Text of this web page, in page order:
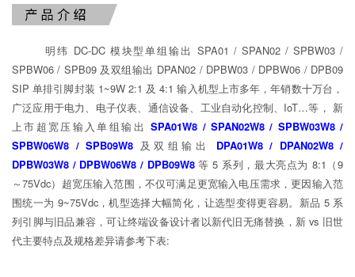
明纬 DC-DC 模块型单组输出 SPA01 / SPAN02 / SPBW03 /
SPBW06 / SPB09 及双组输出 DPAN02 / DPBW03 / DPBW06 / DPB09
SIP 单排引脚封装 1~9W 2:1 及 4:1 输入机型上市多年，年销数十万台，
广泛应用于电力、电子仪表、通信设备、工业自动化控制、IoT…等， 新
上市超宽压输入单组输出 SPA01W8 / SPAN02W8 / SPBW03W8 /
SPBW06W8 / SPB09W8 及双组输出 DPA01W8 / DPAN02W8 /
DPBW03W8 / DPBW06W8 / DPB09W8等 5 系列，最大亮点为 8:1（9
～75Vdc）超宽压输入范围，不仅可满足更宽输入电压需求，更因输入范
围统一为 9~75Vdc，机型选择大幅简化，让选型变得更容易。新品 5 系
列引脚与旧品兼容，可让终端设备设计者以新代旧无痛替换，新 vs 旧世
代主要特点及规格差异请参考下表: